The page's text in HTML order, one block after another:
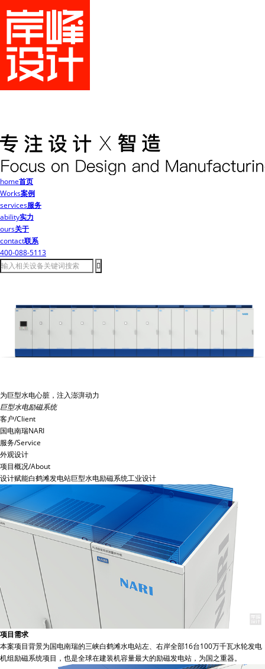
home首页
Works案例
services服务
ability实力
ours关于
contact联系
400-088-5113
为巨型水电心脏，注入澎湃动力
巨型水电励磁系统
客户/Client
国电南瑞NARI
服务/Service
外观设计
项目概况/About
设计赋能白鹤滩发电站巨型水电励磁系统工业设计
项目需求
本案项目背景为国电南瑞的三峡白鹤滩水电站左、右岸全部16台100万千瓦水轮发电
机组励磁系统项目，也是全球在建装机容量最大的励磁发电站，为国之重器。